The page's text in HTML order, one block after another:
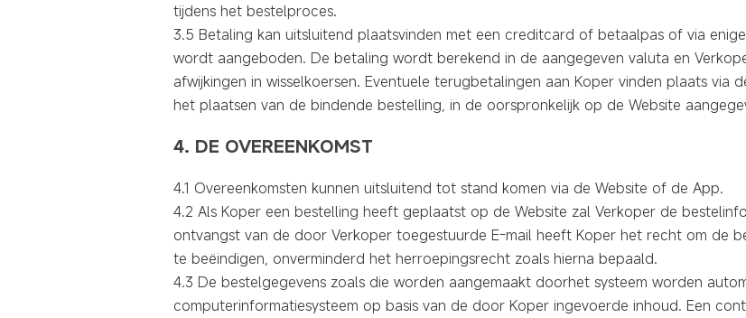
tijdens het bestelproces.
3.5 Betaling kan uitsluitend plaatsvinden met een creditcard of betaalpas of via
wordt aangeboden. De betaling wordt berekend in de aangegeven valuta en
afwijkingen in wisselkoersen. Eventuele terugbetalingen aan Koper vinden plaats via
het plaatsen van de bindende bestelling, in de oorspronkelijk op de Website
4. DE OVEREENKOMST
4.1 Overeenkomsten kunnen uitsluitend tot stand komen via de Website of de App.
4.2 Als Koper een bestelling heeft geplaatst op de Website zal Verkoper de
ontvangst van de door Verkoper toegestuurde E-mail heeft Koper het recht om de
te beëindigen, onverminderd het herroepingsrecht zoals hierna bepaald.
4.3 De bestelgegevens zoals die worden aangemaakt doorhet systeem worden
computerinformatiesysteem op basis van de door Koper ingevoerde inhoud. Een